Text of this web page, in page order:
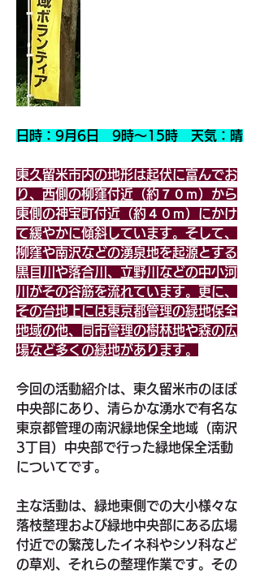
日時：9月6日　9時～15時　天気：晴
東久留米市内の地形は起伏に富んでお
り、西側の柳窪付近（約７０ｍ）から
東側の神宝町付近（約４０ｍ）にかけ
て緩やかに傾斜しています。そして、
柳窪や南沢などの湧泉地を起源とする
黒目川や落合川、立野川などの中小河
川がその谷筋を流れています。更に、
その台地上には東京都管理の緑地保全
地域の他、同市管理の樹林地や森の広
場など多くの緑地があります。
今回の活動紹介は、東久留米市のほぼ
中央部にあり、清らかな湧水で有名な
東京都管理の南沢緑地保全地域（南沢
3丁目）中央部で行った緑地保全活動
についてです。
主な活動は、緑地東側での大小様々な
落枝整理および緑地中央部にある広場
付近での繁茂したイネ科やシソ科など
の草刈、それらの整理作業です。その